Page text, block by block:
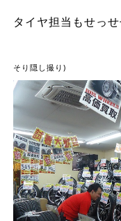
タイヤ担当もせっ
そり隠し撮り)